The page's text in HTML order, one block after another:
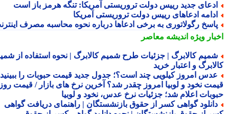
جدید رییس دولت تروریستی آمریکا: تنگه هرمز باز است
ادعاهای رییس دولت تروریستی آمریکا
رگولاتوری به برخی ادعاها درباره نحوه محاسبه مصرف اینترنت
ویژهاندیشه معاصر
کالابرگ | جزئیات طرح شمیم کالابرگ | نحوه استفاده از شمیم
و اعتبار خرید
امروز کیلویی چند است؟؛ جدول جدید قیمت حبوبات را ببینید /
نخود و لوبیا امروز چقدر شد؟ آخرین نرخ های بازار / قیمت روز
اعلام شد؛ جزئیات نرخ عدس، نخود و لوبیا
گواهی کسر از حقوق بازنشستگان | راهنمای دریافت گواهی